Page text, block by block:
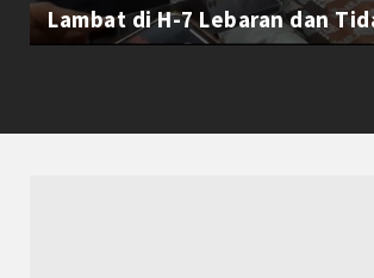
Lambat di H-7 Lebaran dan